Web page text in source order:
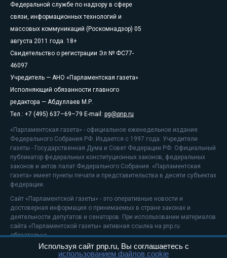
Федеральной службе по надзору в сфере
связи, информационных технологий и
массовых коммуникаций (Роскомнадзор) 05
августа 2011 года. 18+
Свидетельство о регистрации Эл № ФС77-
46097
Учредитель — АНО «Парламентская газета»
Исполняющий обязанности главного
редактора — Абдуллаев М.Р.
Тел.: +7 (495) 637–69–79 E-mail: pg@pnp.ru
«Парламентская газета» - официальное еженедельное издание
Федерального Собрания РФ. Издается с 1997 года. Учредители
газеты - Государственная Дума и Совет Федерации РФ. Официальный
публикатор федеральных конституционных законов, федеральных
законов и актов палат Федерального Собрания. «Парламентская
газета» имеет пункты печати и представительства в десяти субъектах
федерации.
Сайт «Парламентской газеты» - это оперативные новости и
достоверная информация о принимаемых в стране законах и
деятельности депутатов и сенаторов. При использовании материалов
сайта «Парламентской газеты» активная ссылка на pnp.ru
обязательна.
На информационном ресурсе применяютсярекомендательные
Используя сайт pnp.ru, Вы соглашаетесь с
использованием файлов cookie